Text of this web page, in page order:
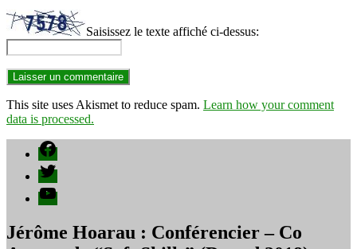
Saisissez le texte affiché ci-dessus:
This site uses Akismet to reduce spam. Learn how your comment
data is processed.
Facebook
Twitter
YouTube
Jérôme Hoarau : Conférencier – Co